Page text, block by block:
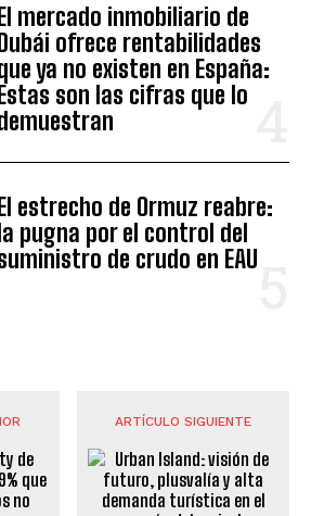
mercado inmobiliario de
ofrece rentabilidades
ya no existen en España:
son las cifras que lo
El estrecho de Ormuz reabre:
la pugna por el control del
de crudo en EAU
ARTÍCULO SIGUIENTE